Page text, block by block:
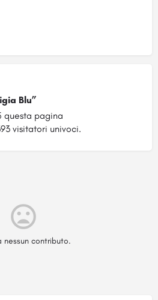
Blu”
pagina
visitatori univoci.
nessun contributo.